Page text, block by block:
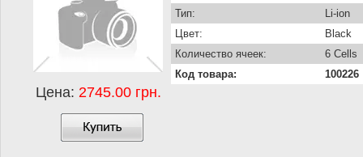
Цена: 2745.00 грн.
Тип:
Li-ion
Цвет:
Black
Количество ячеек:
6 Cells
Код товара:
100226